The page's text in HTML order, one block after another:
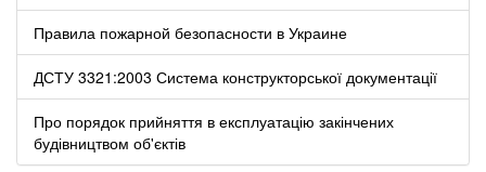
Правила пожарной безопасности в Украине
ДСТУ 3321:2003 Система конструкторської документації
Про порядок прийняття в експлуатацію закінчених
будівництвом об'єктів